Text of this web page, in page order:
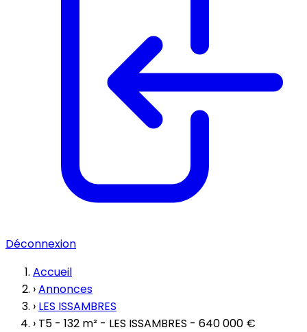
Déconnexion
Accueil
›Annonces
› LES ISSAMBRES
› T5 - 132 m² - LES ISSAMBRES - 640 000 €